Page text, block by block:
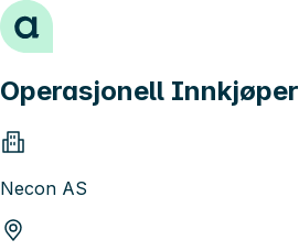
Hopp til innhold
Operasjonell Innkjøper
Necon AS